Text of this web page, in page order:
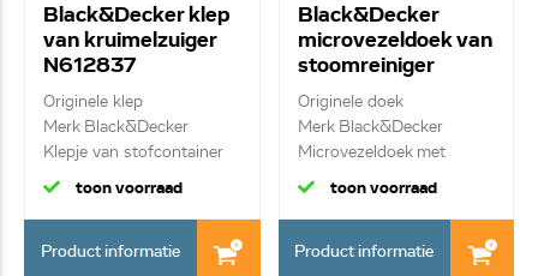
Black&Decker klep
van kruimelzuiger
N612837
Originele klep
Merk Black&Decker
Klepje van stofcontainer
toon voorraad
Product informatie
Black&Decker
microvezeldoek van
stoomreiniger
90585868
Originele doek
Merk Black&Decker
Microvezeldoek met
klitte...
toon voorraad
Product informatie